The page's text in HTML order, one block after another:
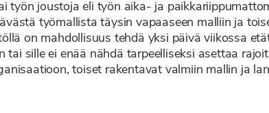
työn joustoja eli työn aika- ja
työmallista täysin vapaaseen malliin ja
on mahdollisuus tehdä yksi päivä viikossa
sille ei enää nähdä tarpeelliseksi asettaa
toiset rakentavat valmiin mallin ja